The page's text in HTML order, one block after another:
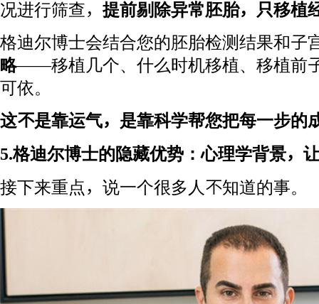
况进行筛查， 提前剔除异常胚胎，只移植
格迪尔博士会结合您的胚胎检测结果和子
略——移植几个、什么时机移植、移植前
可依。
这不是靠运气，是靠科学帮您把每一步的
5.格迪尔博士的隐藏优势：心理学背景，
接下来重点，说一个很多人不知道的事。